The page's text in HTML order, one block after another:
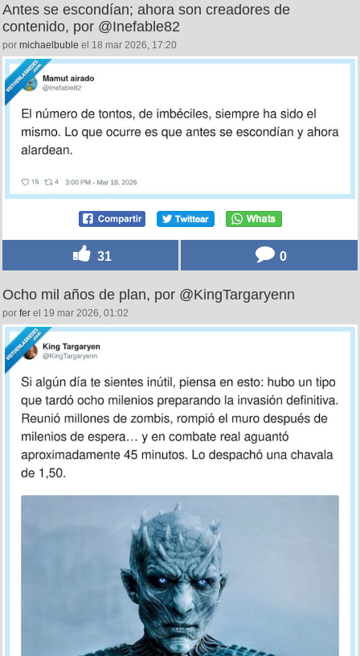
Antes se escondían; ahora son creadores de
contenido, por @Inefable82
por michaelbuble el 18 mar 2026, 17:20
31 0
Ocho mil años de plan, por @KingTargaryenn
por fer el 19 mar 2026, 01:02